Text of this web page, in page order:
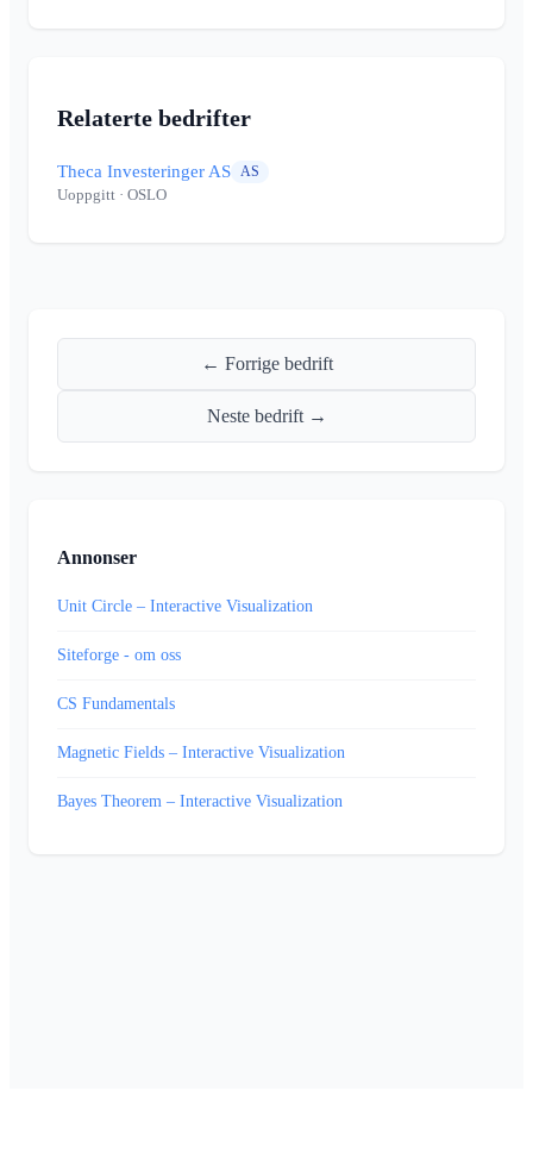
Relaterte bedrifter
Theca Investeringer AS AS
Uoppgitt · OSLO
← Forrige bedrift
Neste bedrift →
Annonser
Unit Circle – Interactive Visualization
Siteforge - om oss
CS Fundamentals
Magnetic Fields – Interactive Visualization
Bayes Theorem – Interactive Visualization